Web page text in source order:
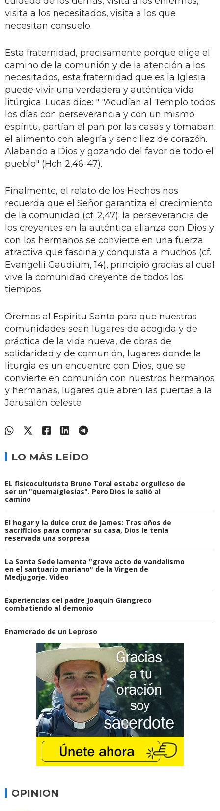
visita a los necesitados, visita a los que
necesitan consuelo.
Esta fraternidad, precisamente porque elige el
camino de la comunión y de la atención a los
necesitados, esta fraternidad que es la Iglesia
puede vivir una verdadera y auténtica vida
litúrgica. Lucas dice: " "Acudían al Templo todos
los días con perseverancia y con un mismo
espíritu, partían el pan por las casas y tomaban
el alimento con alegría y sencillez de corazón.
Alabando a Dios y gozando del favor de todo el
pueblo" (Hch 2,46-47).
Finalmente, el relato de los Hechos nos
recuerda que el Señor garantiza el crecimiento
de la comunidad (cf. 2,47): la perseverancia de
los creyentes en la auténtica alianza con Dios y
con los hermanos se convierte en una fuerza
atractiva que fascina y conquista a muchos (cf.
Evangelii Gaudium, 14), principio gracias al cual
vive la comunidad creyente de todos los
tiempos.
Oremos al Espíritu Santo para que nuestras
comunidades sean lugares de acogida y de
práctica de la vida nueva, de obras de
solidaridad y de comunión, lugares donde la
liturgia es un encuentro con Dios, que se
convierte en comunión con nuestros hermanos
y hermanas, lugares que abren las puertas a la
Jerusalén celeste.
LO MÁS LEÍDO
EL fisicoculturista Bruno Toral estaba orgulloso de
ser un "quemaiglesias". Pero Dios le salió al
camino
El hogar y la dulce cruz de James: Tras años de
sacrificios para comprar su casa, Dios le tenía
reservada una sorpresa
La Santa Sede lamenta "grave acto de vandalismo
en el santuario mariano" de la Virgen de
Medjugorje. Video
Experiencias del padre Joaquin Giangreco
combatiendo al demonio
Enamorado de un Leproso
OPINION